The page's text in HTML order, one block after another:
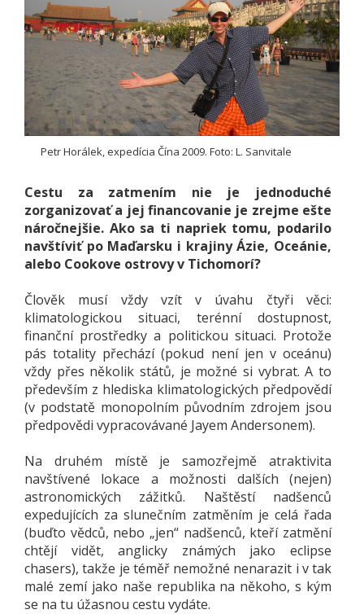
Petr Horálek, expedícia Čína 2009. Foto: L. Sanvitale
Cestu za zatmením nie je jednoduché
zorganizovať a jej financovanie je zrejme ešte
náročnejšie. Ako sa ti napriek tomu, podarilo
navštíviť po Maďarsku i krajiny Ázie, Oceánie,
alebo Cookove ostrovy v Tichomorí?
Člověk musí vždy vzít v úvahu čtyři věci:
klimatologickou situaci, terénní dostupnost,
finanční prostředky a politickou situaci. Protože
pás totality přechází (pokud není jen v oceánu)
vždy přes několik států, je možné si vybrat. A to
především z hlediska klimatologických předpovědí
(v podstatě monopolním původním zdrojem jsou
předpovědi vypracovávané Jayem Andersonem).
Na druhém místě je samozřejmě atraktivita
navštívené lokace a možnosti dalších (nejen)
astronomických zážitků. Naštěstí nadšenců
expedujících za slunečním zatměním je celá řada
(buďto vědců, nebo „jen“ nadšenců, kteří zatmění
chtějí vidět, anglicky známých jako eclipse
chasers), takže je téměř nemožné nenarazit i v tak
malé zemí jako naše republika na někoho, s kým
se na tu úžasnou cestu vydáte.